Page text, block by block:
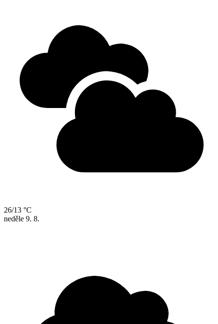
26/13 °C
neděle 9. 8.